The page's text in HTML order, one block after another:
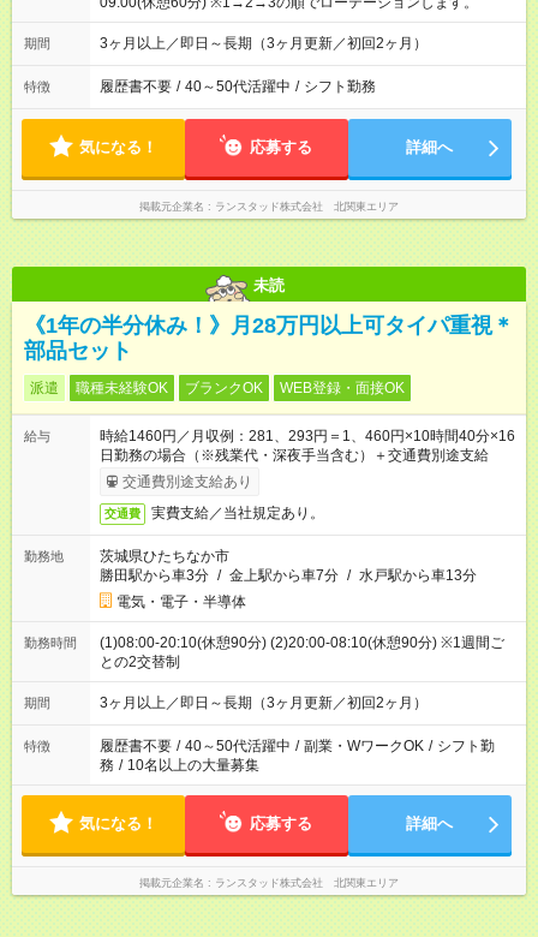
期間 3ヶ月以上／即日～長期（3ヶ月更新／初回2ヶ月）
特徴 履歴書不要 / 40～50代活躍中 / シフト勤務
気になる！ 応募する 詳細へ
掲載元企業名 ランスタッド株式会社 北関東エリア
未読
《1年の半分休み！》月28万円以上可タイパ重視＊
部品セット
派遣 職種未経験OK ブランクOK WEB登録・面接OK
給与
時給1460円／月収例：281、293円＝1、460円×10時間40分×16
日勤務の場合（※残業代・深夜手当含む）＋交通費別途支給
交通費別途支給あり
交通費 実費支給／当社規定あり。
勤務地
茨城県ひたちなか市
勝田駅から車3分 / 金上駅から車7分 / 水戸駅から車13分
電気・電子・半導体
勤務時間
(1)08:00-20:10(休憩90分) (2)20:00-08:10(休憩90分) ※1週間ご
との2交替制
期間 3ヶ月以上／即日～長期（3ヶ月更新／初回2ヶ月）
特徴 履歴書不要 / 40～50代活躍中 / 副業・WワークOK / シフト勤
務 / 10名以上の大量募集
気になる！ 応募する 詳細へ
掲載元企業名 ランスタッド株式会社 北関東エリア